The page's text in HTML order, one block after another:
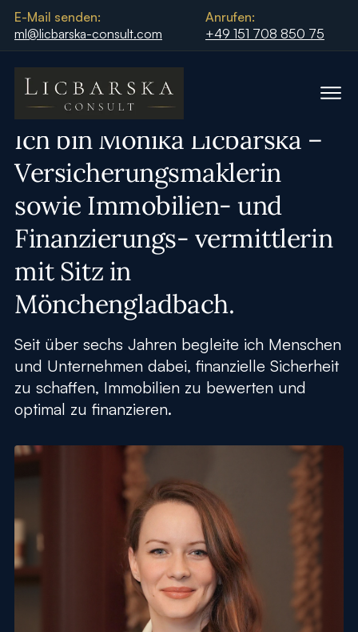
E-Mail senden:
ml@licbarska-consult.com
Anrufen:
+49 151 708 850 75
Über mich
Ich bin Monika Licbarska –
Versicherungsmaklerin
sowie Immobilien- und
Finanzierungs- vermittlerin
mit Sitz in
Mönchengladbach.
Seit über sechs Jahren begleite ich Menschen
und Unternehmen dabei, finanzielle Sicherheit
zu schaffen, Immobilien zu bewerten und
optimal zu finanzieren.